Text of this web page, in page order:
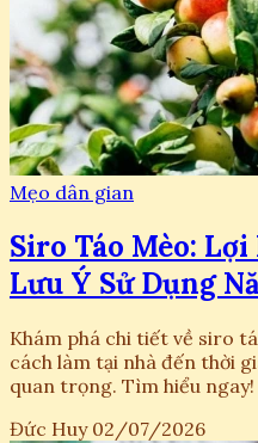
Mẹo dân gian
Siro Táo Mèo:
Lưu Ý Sử Dụng
Khám phá chi tiết về siro
cách làm tại nhà đến thời
quan trọng. Tìm hiểu ngay!
Đức Huy 02/07/2026